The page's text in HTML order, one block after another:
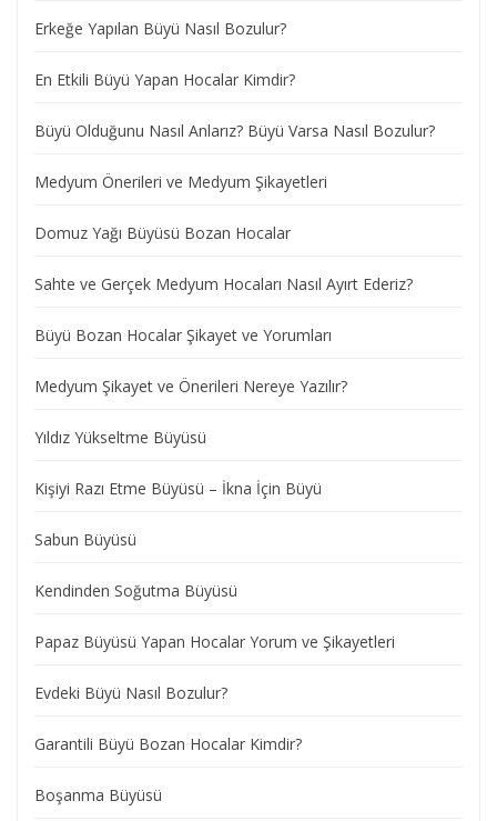
Erkeğe Yapılan Büyü Nasıl Bozulur?
En Etkili Büyü Yapan Hocalar Kimdir?
Büyü Olduğunu Nasıl Anlarız? Büyü Varsa Nasıl Bozulur?
Medyum Önerileri ve Medyum Şikayetleri
Domuz Yağı Büyüsü Bozan Hocalar
Sahte ve Gerçek Medyum Hocaları Nasıl Ayırt Ederiz?
Büyü Bozan Hocalar Şikayet ve Yorumları
Medyum Şikayet ve Önerileri Nereye Yazılır?
Yıldız Yükseltme Büyüsü
Kişiyi Razı Etme Büyüsü – İkna İçin Büyü
Sabun Büyüsü
Kendinden Soğutma Büyüsü
Papaz Büyüsü Yapan Hocalar Yorum ve Şikayetleri
Evdeki Büyü Nasıl Bozulur?
Garantili Büyü Bozan Hocalar Kimdir?
Boşanma Büyüsü